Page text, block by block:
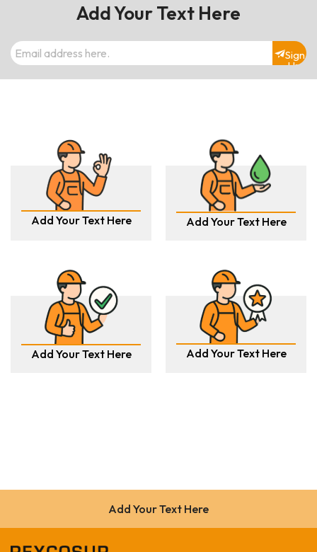
Add Your Text Here
Sign
Up
Add Your Text Here Add Your Text Here
Add Your Text Here Add Your Text Here
Add Your Text Here